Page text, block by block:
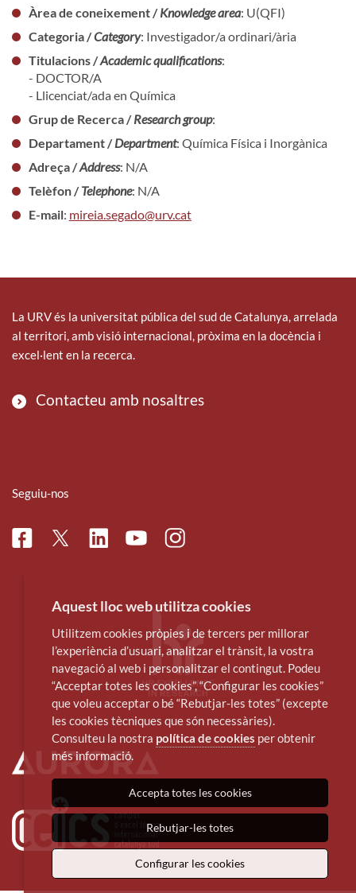
Àrea de coneixement /Knowledge area: U(QFI)
Categoria /Category: Investigador/a ordinari/ària
Titulacions /Academic qualifications:
- DOCTOR/A
- Llicenciat/ada en Química
Grup de Recerca /Research group:
Departament /Department: Química Física i Inorgànica
Adreça /Address: N/A
Telèfon /Telephone: N/A
E-mail: mireia.segado@urv.cat
La URV és la universitat pública del sud de Catalunya, arrelada
al territori, amb visió internacional, pròxima en la docència i
excel·lent en la recerca.
Contacteu amb nosaltres
Seguiu-nos
FacebookTwitterLinkedinYoutubeInstagram
Aquest lloc web utilitza cookies
Utilitzem cookies pròpies i de tercers per millorar
l’experiència d’usuari, analitzar el trànsit, la vostra
navegació al web i personalitzar el contingut. Podeu
“Acceptar totes les cookies”, “Configurar les cookies”
que voleu acceptar o bé “Rebutjar-les totes” (excepte
les cookies tècniques que són necessàries).
Consulteu la nostra política de cookies per obtenir
més informació.
Accepta totes les cookies
Rebutjar-les totes
Configurar les cookies